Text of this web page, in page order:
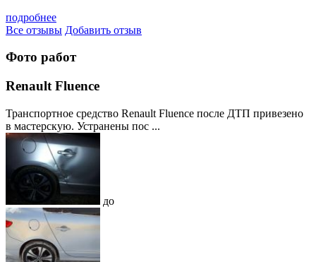
подробнее
Все отзывы Добавить отзыв
Фото работ
Renault Fluence
Транспортное средство Renault Fluence после ДТП привезено
в мастерскую. Устранены пос ...
до